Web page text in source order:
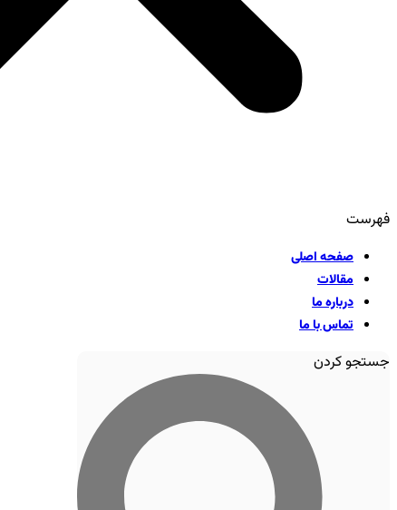
فهرست
صفحه اصلی
مقالات
درباره ما
تماس با ما
جستجو کردن